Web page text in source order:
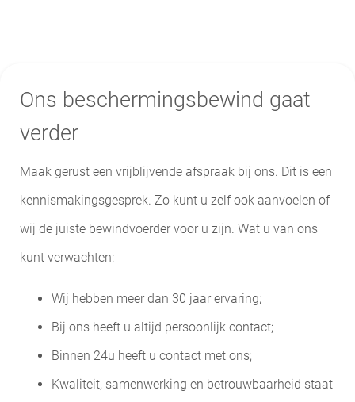
Ons beschermingsbewind gaat
verder
Maak gerust een vrijblijvende afspraak bij ons. Dit is een
kennismakingsgesprek. Zo kunt u zelf ook aanvoelen of
wij de juiste bewindvoerder voor u zijn. Wat u van ons
kunt verwachten:
Wij hebben meer dan 30 jaar ervaring;
Bij ons heeft u altijd persoonlijk contact;
Binnen 24u heeft u contact met ons;
Kwaliteit, samenwerking en betrouwbaarheid staat